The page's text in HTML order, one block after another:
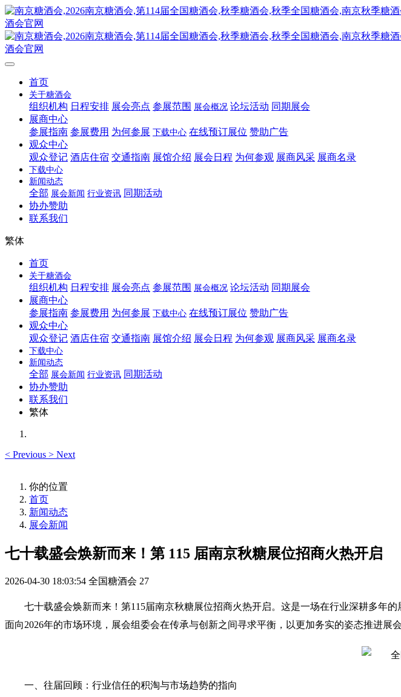
首页
关于糖酒会
组织机构 日程安排 展会亮点 参展范围 展会概况 论坛活动 同期展会
展商中心
参展指南 参展费用 为何参展 下载中心 在线预订展位 赞助广告
观众中心
观众登记 酒店住宿 交通指南 展馆介绍 展会日程 为何参观 展商风采 展商名录
下载中心
新闻动态
全部 展会新闻 行业资讯 同期活动
协办赞助
联系我们
繁体
首页
关于糖酒会
组织机构 日程安排 展会亮点 参展范围 展会概况 论坛活动 同期展会
展商中心
参展指南 参展费用 为何参展 下载中心 在线预订展位 赞助广告
观众中心
观众登记 酒店住宿 交通指南 展馆介绍 展会日程 为何参观 展商风采 展商名录
下载中心
新闻动态
全部 展会新闻 行业资讯 同期活动
协办赞助
联系我们
繁体
< Previous > Next
你的位置
首页
新闻动态
展会新闻
七十载盛会焕新而来！第 115 届南京秋糖展位招商火热开启
2026-04-30 18:03:54 全国糖酒会 27
七十载盛会焕新而来！第115届南京秋糖展位招商火热开启。这是一场在行业深耕多年
面向2026年的市场环境，展会组委会在传承与创新之间寻求平衡，以更加务实的姿态推进展
一、往届回顾：行业信任的积淘与市场趋势的指向